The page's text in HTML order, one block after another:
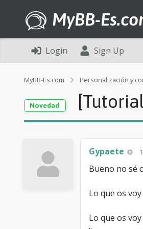
MyBB-
Login
Sign Up
MyBB-Es.com Personalización y
Novedad
Gypaete
Bueno no sé
Lo que os
Lo que os